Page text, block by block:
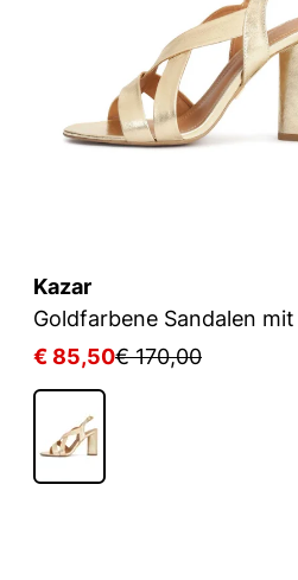
Kazar
€ 85,50€ 170,00